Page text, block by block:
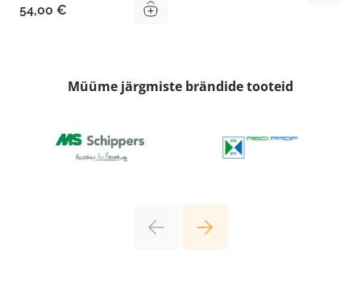
54,00 €
Müüme järgmiste brändide tooteid